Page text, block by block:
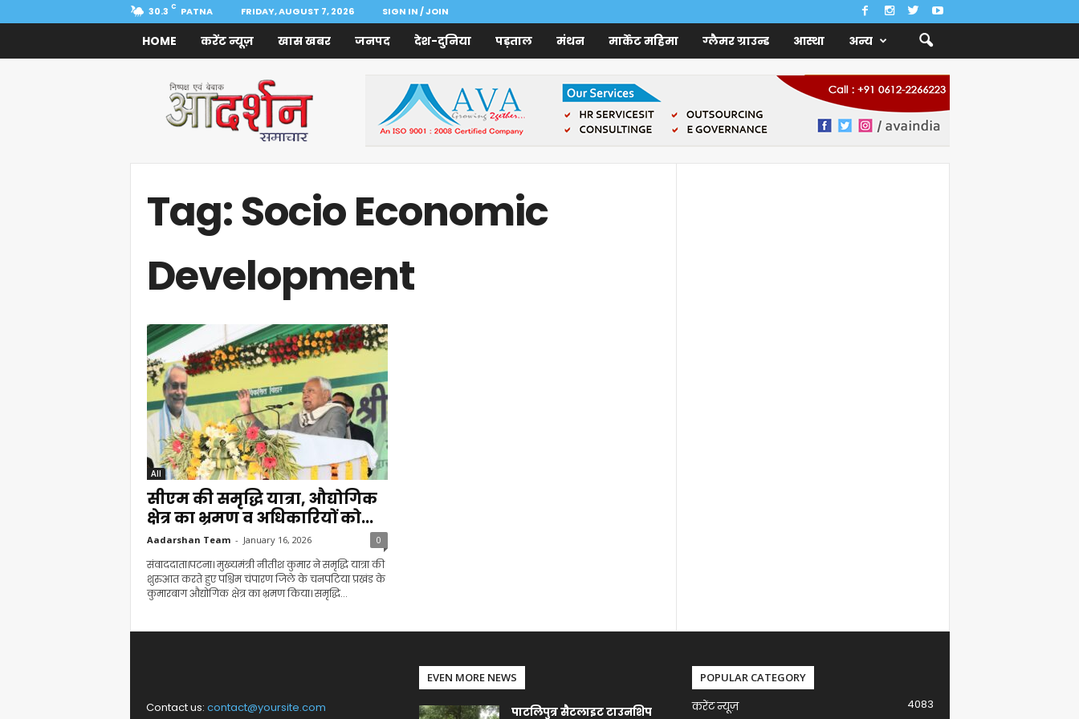
30.3 C PATNA FRIDAY, AUGUST 7, 2026 SIGN IN / JOIN
HOME करेंट न्यूज़ खास खबर जनपद देश-दुनिया पड़ताल मंथन मार्केट महिमा ग्लैमर ग्राउन्ड आस्था अन्य
Samachar
Tag: Socio Economic
Development
All
सीएम की समृद्धि यात्रा, औद्योगिक
क्षेत्र का भ्रमण व अधिकारियों को...
Aadarshan Team - January 16, 2026 0
संवाददाता।पटना। मुख्यमंत्री नीतीश कुमार ने समृद्धि यात्रा की
शुरुआत करते हुए पश्चिम चंपारण जिले के चनपटिया प्रखंड के
कुमारबाग औद्योगिक क्षेत्र का भ्रमण किया। समृद्धि...
Contact us: contact@yoursite.com
EVEN MORE NEWS
पाटलिपुत्र सैटलाइट टाउनशिप
POPULAR CATEGORY
करेंट न्यूज़ 4083